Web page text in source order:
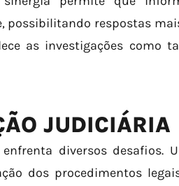
possibilitando respostas
as investigações como
JUDICIÁRIA
diversos desafios.
dos procedimentos